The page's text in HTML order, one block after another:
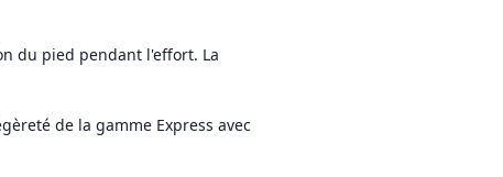
du pied pendant l'effort. La
de la gamme Express avec